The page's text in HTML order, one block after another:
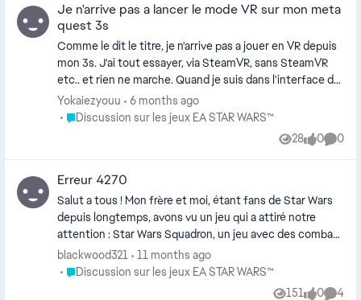
Mon Mothma reste seule (!) après avoir tué tous ses
alliés, et elle réanime uniquement le soldat rebelle qui là
encore est difficile à tuer (j'ai utilisé le pouvoir de ruade
de dark nihilus, le reste était totalement inefficace)
Quelqu'un a-t-il constaté quelque chose de similaire ?
J'ai arrêté le jeu car j'en avais marre de faire des parties
dans ces conditions.
Je n'arrive pas a lancer le mode VR sur mon meta
quest 3s
Comme le dit le titre, je n'arrive pas a jouer en VR depuis
mon 3s. J'ai tout essayer, via SteamVR, sans SteamVR
etc.. et rien ne marche. Quand je suis dans l'interface du
PCVR ou celle de SteamVR et que je lance le jeux, il est
en 2D et même en basculant en VR directement via le
jeux sa ne fonctionne pas... Pourtant, mon casque est
bien connecter en Link, je suis en directx11, mon appli
en VR
Yokaiezyouu
6 months ago
Place Discussion sur les jeux EA STAR WARS™
Discussion sur les jeux EA STAR WARS™
28
Views 0
likes 0
Erreur 4270
Salut a tous ! Mon frère et moi, étant fans de Star Wars
depuis longtemps, avons vu un jeu qui a attiré notre
attention : Star Wars Squadron, un jeu avec des combats
spéciaux avec nos appareils préférés de la saga. On a
donc tous les deux acheté le jeu, pensant qu'on allait
avoir aucun souci à s'amuser tous les DEUX ensemble
blackwood321
11 months ago
Place Discussion sur les jeux EA STAR WARS™
Discussion sur les jeux EA STAR WARS™
151
0 4